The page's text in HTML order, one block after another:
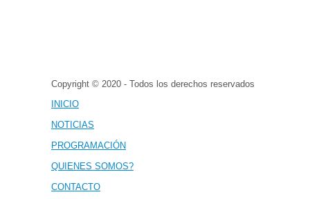
Copyright © 2020 - Todos los derechos reservados
INICIO
NOTICIAS
PROGRAMACIÓN
QUIENES SOMOS?
CONTACTO